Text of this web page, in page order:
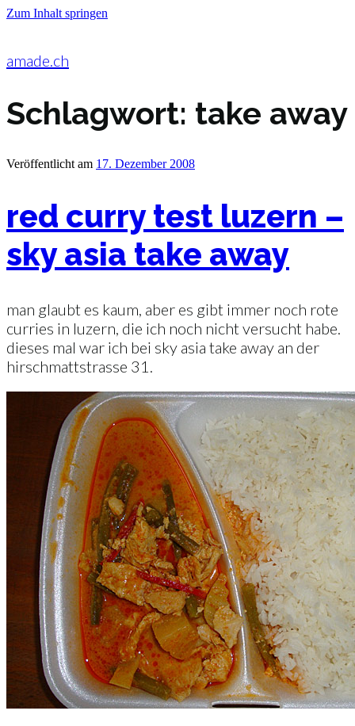
Zum Inhalt springen
amade.ch
Schlagwort: take away
Veröffentlicht am 17. Dezember 2008
red curry test luzern –
sky asia take away
man glaubt es kaum, aber es gibt immer noch rote
curries in luzern, die ich noch nicht versucht habe.
dieses mal war ich bei sky asia take away an der
hirschmattstrasse 31.